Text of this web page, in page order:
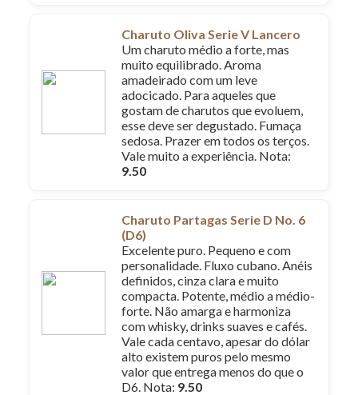
Charuto Oliva Serie V Lancero
Um charuto médio a forte, mas
muito equilibrado. Aroma
amadeirado com um leve
adocicado. Para aqueles que
gostam de charutos que evoluem,
esse deve ser degustado. Fumaça
sedosa. Prazer em todos os terços.
Vale muito a experiência. Nota:
9.50
Charuto Partagas Serie D No. 6
(D6)
Excelente puro. Pequeno e com
personalidade. Fluxo cubano. Anéis
definidos, cinza clara e muito
compacta. Potente, médio a médio-
forte. Não amarga e harmoniza
com whisky, drinks suaves e cafés.
Vale cada centavo, apesar do dólar
alto existem puros pelo mesmo
valor que entrega menos do que o
D6. Nota: 9.50